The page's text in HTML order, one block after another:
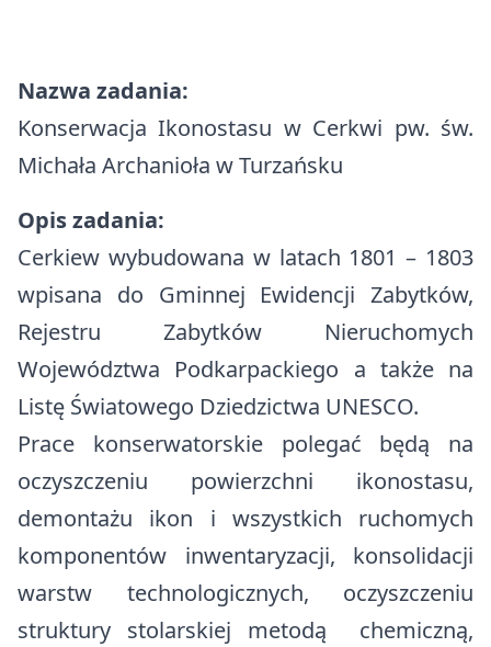
latach 2021- 2030
Europejski Fundusz Rolny na rzecz Rozwoju Obszarów Wiejskich
Organizacje pozarządowe
Strategia Rozwoju Ponadlokalnego dla Partnerstwa Turystyczne
Bieszczady na lata 2025-2030
Komunikacja i transport
Ważne dane, telefony i adresy
Konta bankowe
Tablica informacyjna
Bezpieczeństwo
Koronawirus
Cmentarze Komunalne Gminy Komańcza
Baza noclegowa
Nazwa zadania:
Konserwacja Ikonostasu w Cerkwi pw. św.
Michała Archanioła w Turzańsku
Opis zadania:
Cerkiew wybudowana w latach 1801 – 1803
wpisana do Gminnej Ewidencji Zabytków,
Rejestru Zabytków Nieruchomych
Województwa Podkarpackiego a także na
Listę Światowego Dziedzictwa UNESCO.
Prace konserwatorskie polegać będą na
oczyszczeniu powierzchni ikonostasu,
demontażu ikon i wszystkich ruchomych
komponentów inwentaryzacji, konsolidacji
warstw technologicznych, oczyszczeniu
struktury stolarskiej metodą chemiczną,